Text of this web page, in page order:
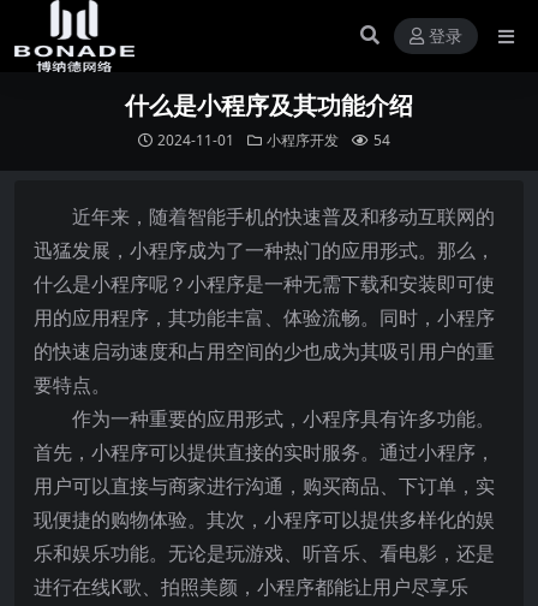
登录
什么是小程序及其功能介绍
2024-11-01 小程序开发 54
近年来，随着智能手机的快速普及和移动互联网的
迅猛发展，小程序成为了一种热门的应用形式。那么，
什么是小程序呢？小程序是一种无需下载和安装即可使
用的应用程序，其功能丰富、体验流畅。同时，小程序
的快速启动速度和占用空间的少也成为其吸引用户的重
要特点。
作为一种重要的应用形式，小程序具有许多功能。
首先，小程序可以提供直接的实时服务。通过小程序，
用户可以直接与商家进行沟通，购买商品、下订单，实
现便捷的购物体验。其次，小程序可以提供多样化的娱
乐和娱乐功能。无论是玩游戏、听音乐、看电影，还是
进行在线K歌、拍照美颜，小程序都能让用户尽享乐